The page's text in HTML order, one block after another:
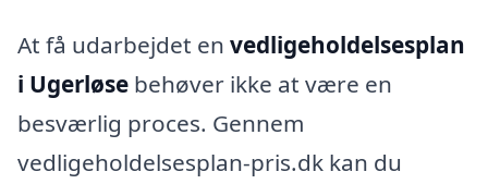
At få udarbejdet en vedligeholdelsesplan
i Ugerløse behøver ikke at være en
besværlig proces. Gennem
vedligeholdelsesplan-pris.dk kan du